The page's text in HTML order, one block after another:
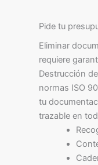
Pide tu
Eliminar
requiere
Destrucción
normas ISO
tu
trazable en